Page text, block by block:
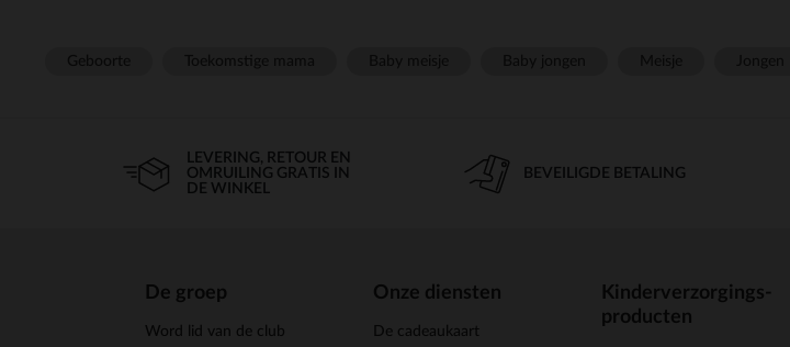
LEVERING, RETOUR EN
OMRUILING GRATIS IN
DE WINKEL
BEVEILIGDE BETALING
De groep
Word lid van de club
Onze diensten
De cadeaukaart
Kinderverzorgings-
producten